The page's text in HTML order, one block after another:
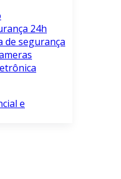
24h
de segurança
e